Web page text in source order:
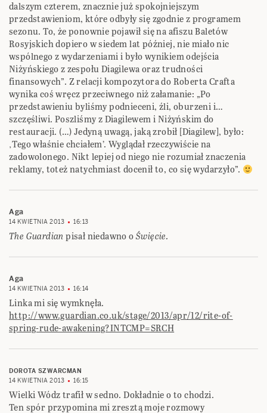
dalszym czterem, znacznie już spokojniejszym
przedstawieniom, które odbyły się zgodnie z programem
sezonu. To, że ponownie pojawił się na afiszu Baletów
Rosyjskich dopiero w siedem lat później, nie miało nic
wspólnego z wydarzeniami i było wynikiem odejścia
Niżyńskiego z zespołu Diagilewa oraz trudności
finansowych”. Z relacji kompozytora do Roberta Crafta
wynika coś wręcz przeciwnego niż załamanie: „Po
przedstawieniu byliśmy podnieceni, źli, oburzeni i…
szczęśliwi. Poszliśmy z Diagilewem i Niżyńskim do
restauracji. (…) Jedyną uwagą, jaką zrobił [Diagilew], było:
‚Tego właśnie chciałem’. Wyglądał rzeczywiście na
zadowolonego. Nikt lepiej od niego nie rozumiał znaczenia
reklamy, toteż natychmiast docenił to, co się wydarzyło”.
Aga
14 KWIETNIA 2013 16:13
The Guardianpisał niedawno oŚwięcie.
Aga
14 KWIETNIA 2013 16:14
Linka mi się wymknęła.
http://www.guardian.co.uk/stage/2013/apr/12/rite-of-
spring-rude-awakening?INTCMP=SRCH
DOROTA SZWARCMAN
14 KWIETNIA 2013
16:15
Wielki Wódz trafił w sedno. Dokładnie o to chodzi.
Ten spór przypomina mi zresztą moje rozmowy